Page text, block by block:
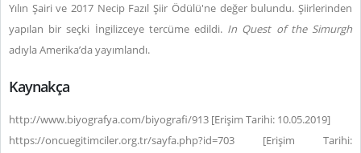
Yılın Şairi ve 2017 Necip Fazıl Şiir Ödülü'ne değer bulundu. Şiirlerinden
yapılan bir seçki İngilizceye tercüme edildi. In Quest of the Simurgh
adıyla Amerika’da yayımlandı.
Kaynakça
http://www.biyografya.com/biyografi/913 [Erişim Tarihi: 10.05.2019]
https://oncuegitimciler.org.tr/sayfa.php?id=703 [Erişim Tarihi: